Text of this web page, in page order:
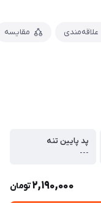
علاقه‌مندی مقایسه
پد پایین تنه
---
2,190,000تومان